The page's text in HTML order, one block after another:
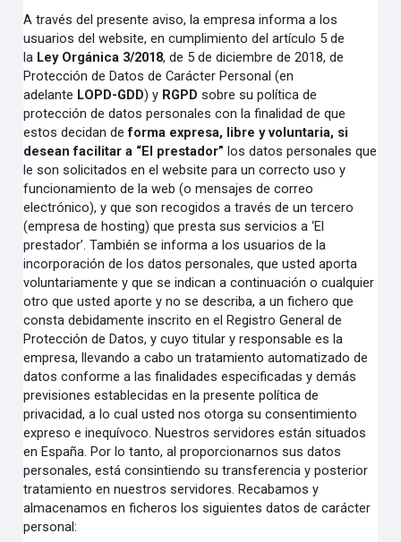
A través del presente aviso, la empresa informa a los
usuarios del website, en cumplimiento del artículo 5 de
la Ley Orgánica 3/2018, de 5 de diciembre de 2018, de
Protección de Datos de Carácter Personal (en
adelante LOPD-GDD) y RGPDsobre su política de
protección de datos personales con la finalidad de que
estos decidan deforma expresa, libre y voluntaria, si
desean facilitar a “El prestador”los datos personales que
le son solicitados en el website para un correcto uso y
funcionamiento de la web (o mensajes de correo
electrónico), y que son recogidos a través de un tercero
(empresa de hosting) que presta sus servicios a ‘El
prestador’. También se informa a los usuarios de la
incorporación de los datos personales, que usted aporta
voluntariamente y que se indican a continuación o cualquier
otro que usted aporte y no se describa, a un fichero que
consta debidamente inscrito en el Registro General de
Protección de Datos, y cuyo titular y responsable es la
empresa, llevando a cabo un tratamiento automatizado de
datos conforme a las finalidades especificadas y demás
previsiones establecidas en la presente política de
privacidad, a lo cual usted nos otorga su consentimiento
expreso e inequívoco. Nuestros servidores están situados
en España. Por lo tanto, al proporcionarnos sus datos
personales, está consintiendo su transferencia y posterior
tratamiento en nuestros servidores. Recabamos y
almacenamos en ficheros los siguientes datos de carácter
personal: